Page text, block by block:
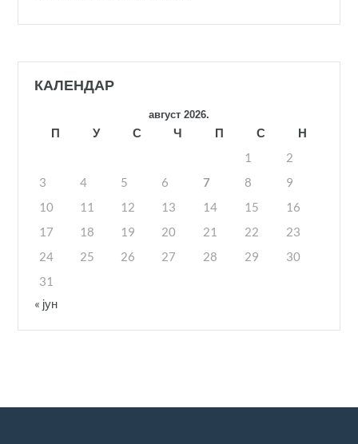
КАЛЕНДАР
август 2026.
П У С Ч П С
Н
1
2
3
4 5 6 7 8
9
10
11 12 13 14 15
16
17
18 19 20 21 22
23
24
25 26 27 28 29
30
31
« јун